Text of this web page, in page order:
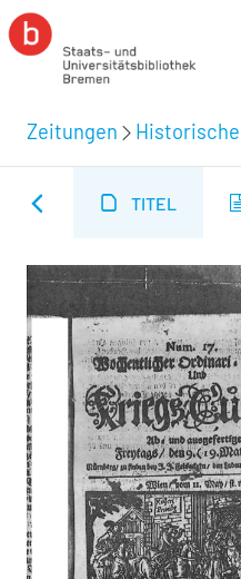
Zeitungen
TITEL